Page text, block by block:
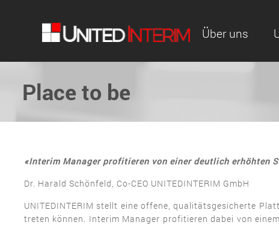
Über uns
Place to be
«Interim Manager profitieren von einer deutlich erhöhten
Dr. Harald Schönfeld, Co-CEO UNITEDINTERIM GmbH
UNITEDINTERIM stellt eine offene, qualitätsgesicherte
treten können. Interim Manager profitieren dabei von